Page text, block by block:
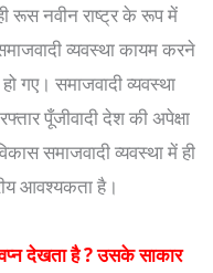
रूस नवीन राष्ट्र के रूप में
व्यवस्था कायम करने
गए। समाजवादी व्यवस्था
पूँजीवादी देश की अपेक्षा
समाजवादी व्यवस्था में ही
आवश्यकता है।
देखता है ? उसके साकार